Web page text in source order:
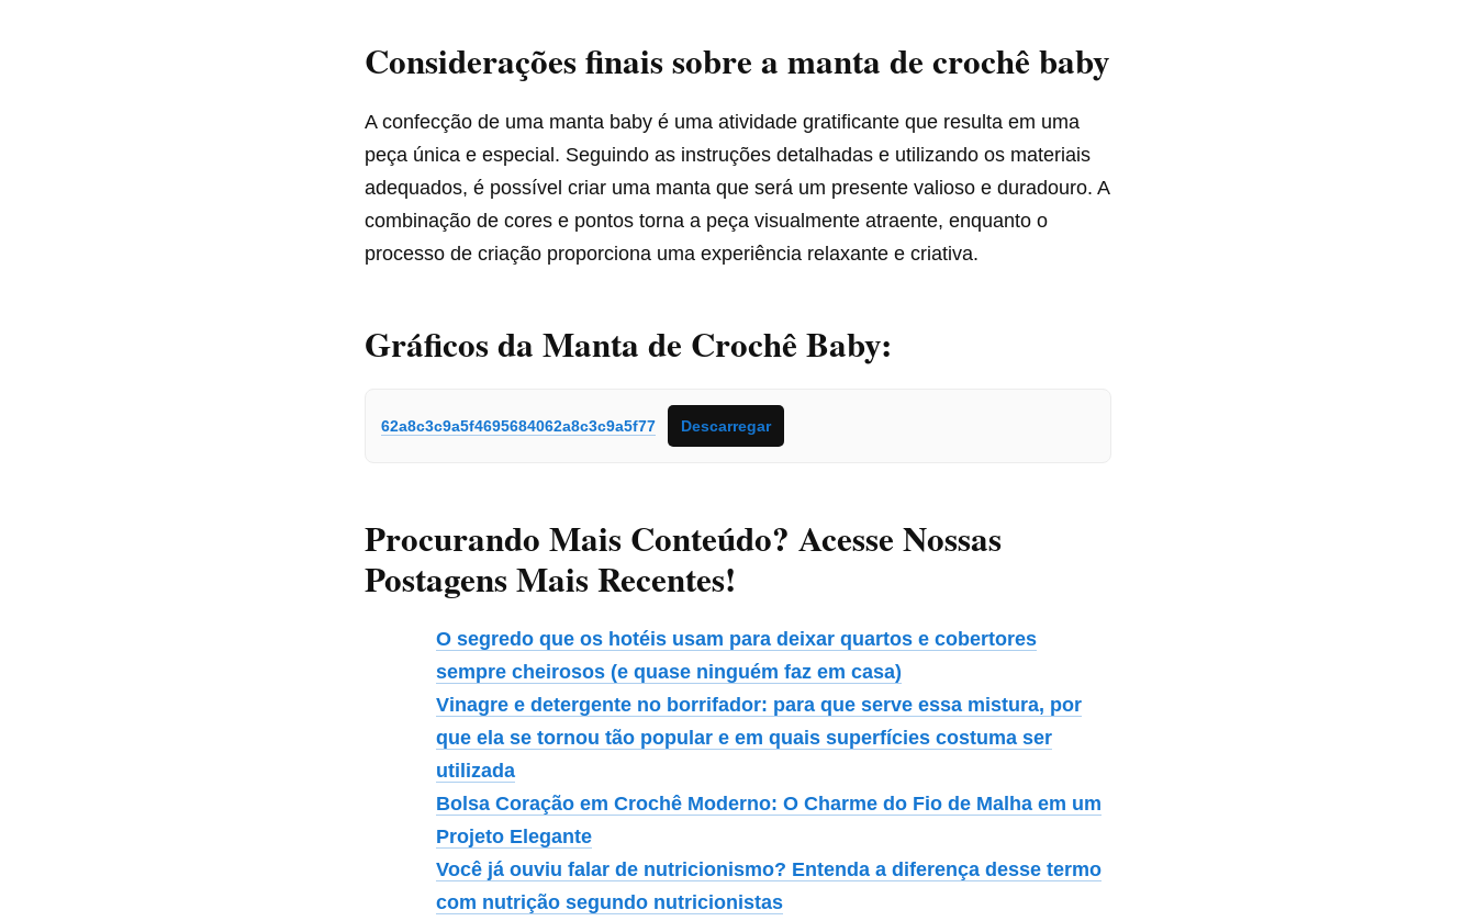
Considerações finais sobre a manta de crochê baby
A confecção de uma manta baby é uma atividade gratificante que resulta em uma
peça única e especial. Seguindo as instruções detalhadas e utilizando os materiais
adequados, é possível criar uma manta que será um presente valioso e duradouro. A
combinação de cores e pontos torna a peça visualmente atraente, enquanto o
processo de criação proporciona uma experiência relaxante e criativa.
Gráficos da Manta de Crochê Baby:
62a8c3c9a5f4695684062a8c3c9a5f77 Descarregar
Procurando Mais Conteúdo? Acesse Nossas
Postagens Mais Recentes!
O segredo que os hotéis usam para deixar quartos e cobertores
sempre cheirosos (e quase ninguém faz em casa)
Vinagre e detergente no borrifador: para que serve essa mistura, por
que ela se tornou tão popular e em quais superfícies costuma ser
utilizada
Bolsa Coração em Crochê Moderno: O Charme do Fio de Malha em um
Projeto Elegante
Você já ouviu falar de nutricionismo? Entenda a diferença desse termo
com nutrição segundo nutricionistas